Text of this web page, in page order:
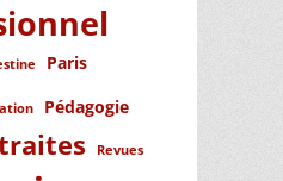
Paris
Pédagogie
Revues